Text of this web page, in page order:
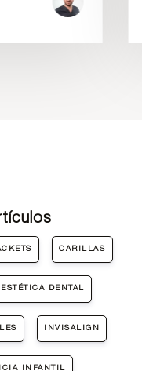
CARILLAS
ESTÉTICA DENTAL
INVISALIGN
INFANTIL